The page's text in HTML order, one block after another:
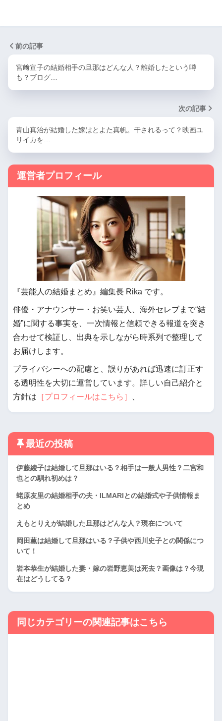
前の記事
宮﨑宣子の結婚相手の旦那はどんな人？離婚したという噂
も？ブログ…
次の記事
青山真治が結婚した嫁はとよた真帆。干されるって？映画ユ
リイカを…
運営者プロフィール
『芸能人の結婚まとめ』編集長 Rika です。
俳優・アナウンサー・お笑い芸人、海外セレブまで“結
婚”に関する事実を、一次情報と信頼できる報道を突き
合わせて検証し、出典を示しながら時系列で整理して
お届けします。
プライバシーへの配慮と、誤りがあれば迅速に訂正す
る透明性を大切に運営しています。詳しい自己紹介と
方針は ［プロフィールはこちら］
最近の投稿
伊藤綾子は結婚して旦那はいる？相手は一般人男性？二宮和
也との馴れ初めは？
蛯原友里の結婚相手の夫・ILMARIとの結婚式や子供情報ま
とめ
えもとりえが結婚した旦那はどんな人？現在について
岡田薫は結婚して旦那はいる？子供や西川史子との関係につ
いて！
岩本恭生が結婚した妻・嫁の岩野恵美は死去？画像は？今現
在はどうしてる？
同じカテゴリーの関連記事はこちら